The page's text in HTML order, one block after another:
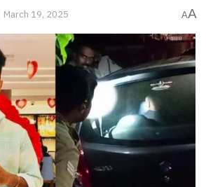
March 19, 2025 AA